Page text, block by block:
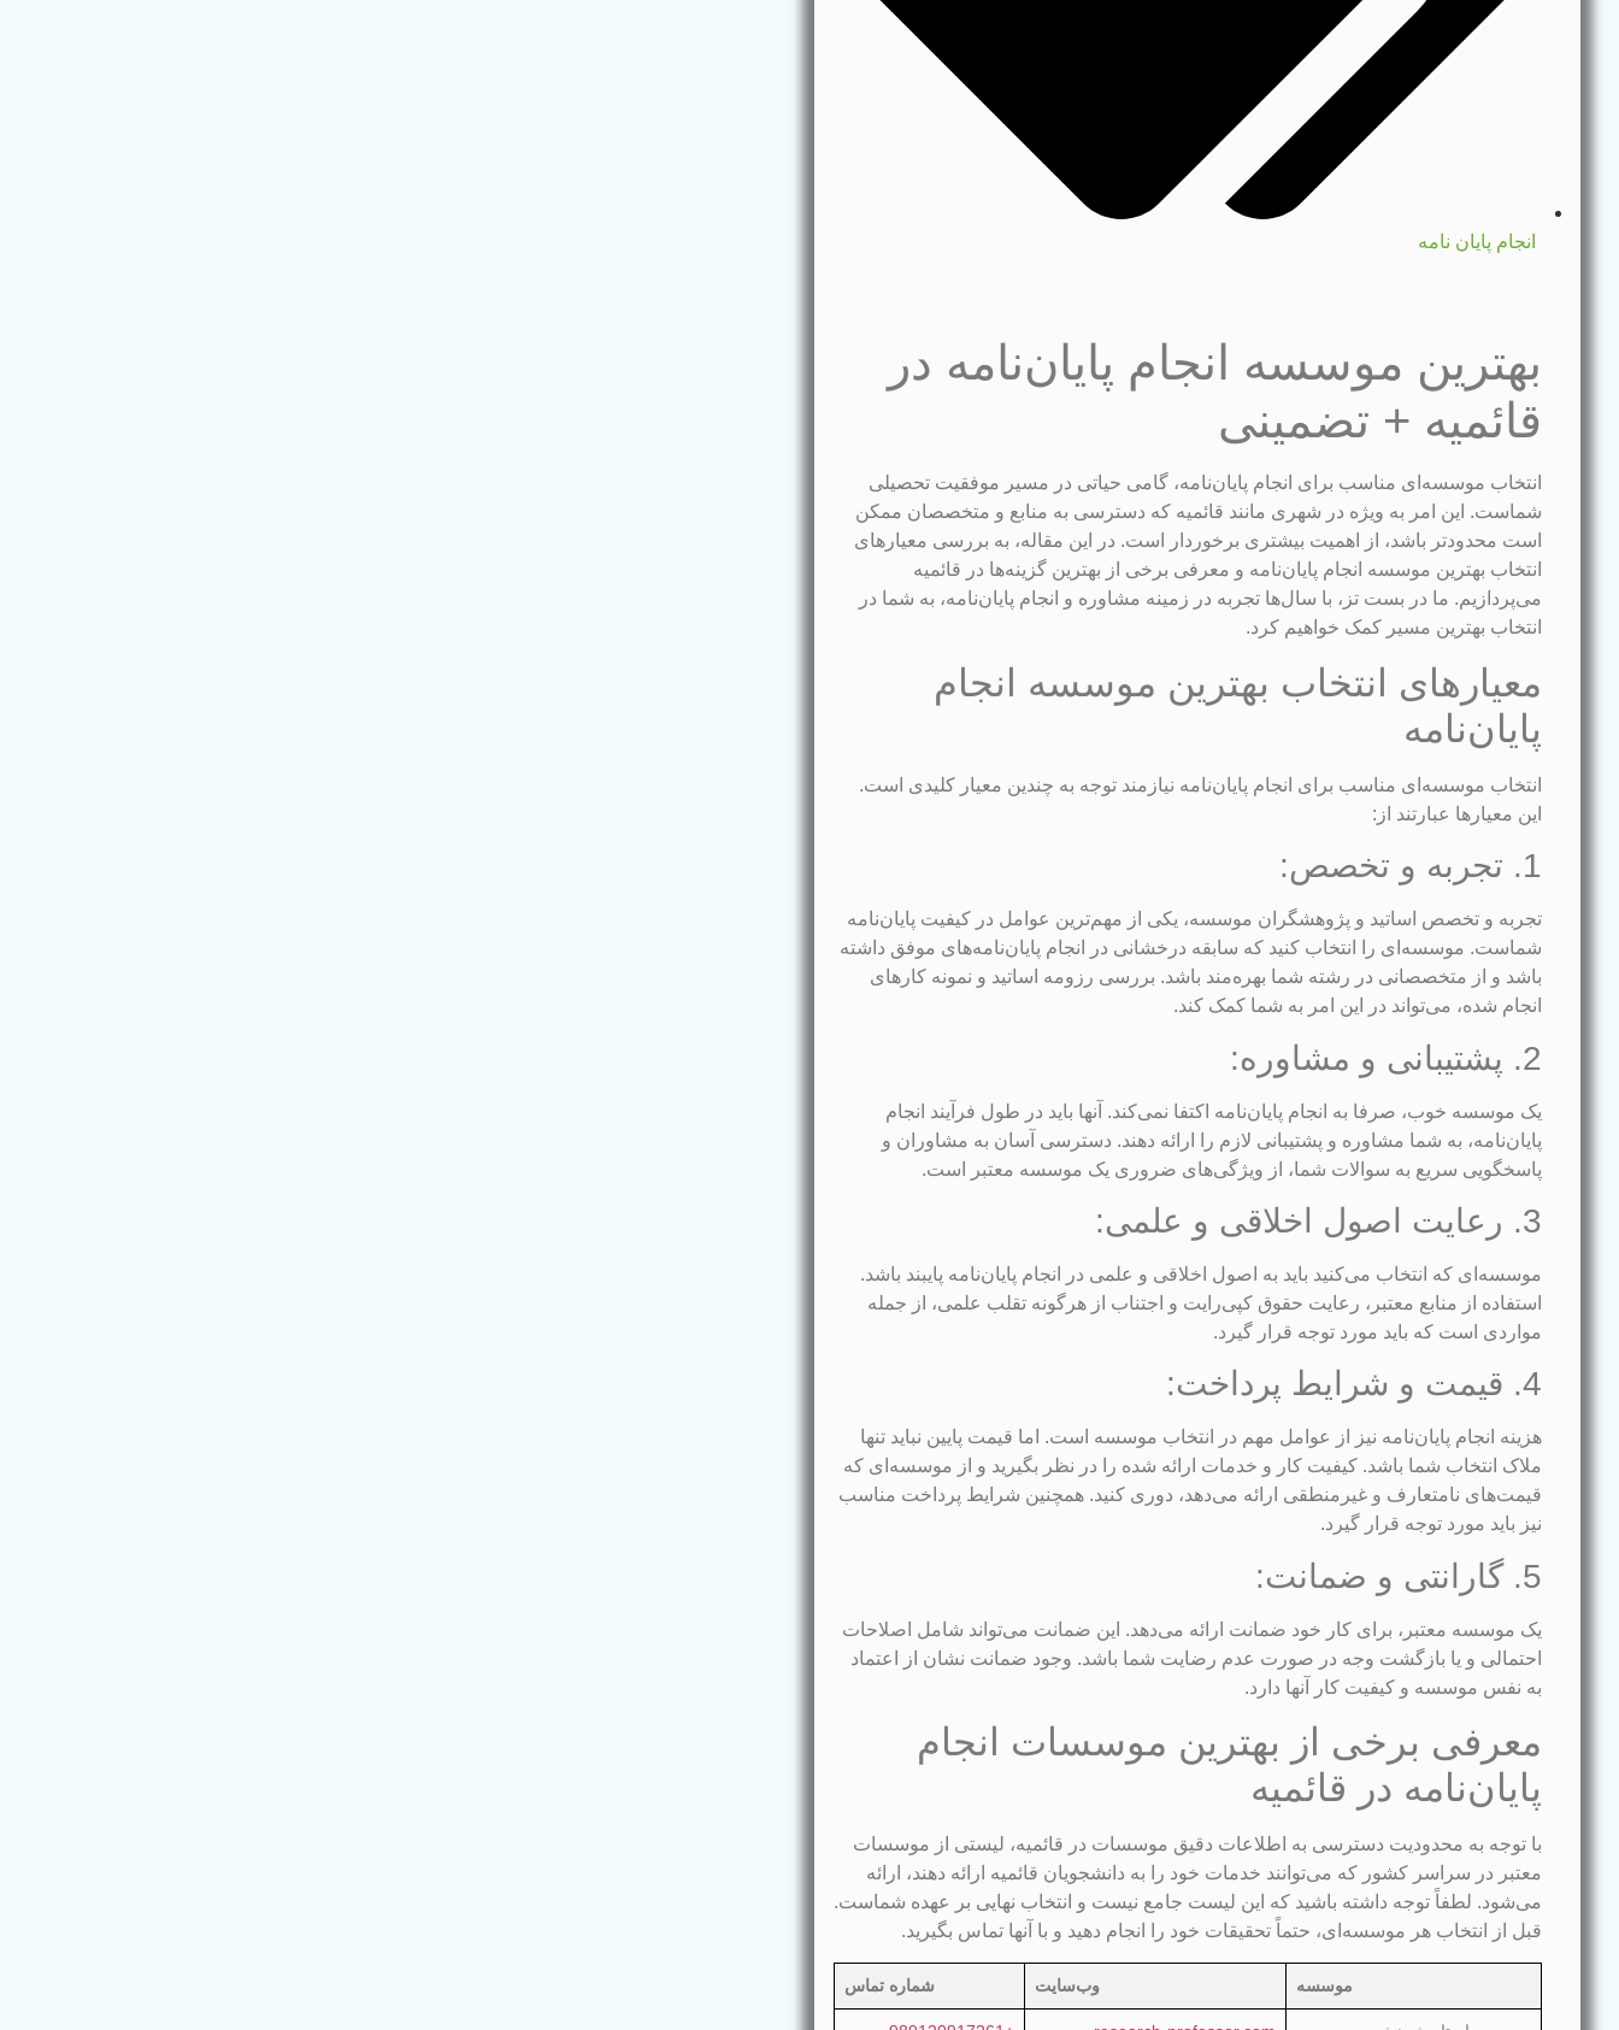
انجام پایان نامه
بهترین موسسه انجام پایان‌نامه در
قائمیه + تضمینی
انتخاب موسسه‌ای مناسب برای انجام پایان‌نامه، گامی حیاتی در مسیر موفقیت تحصیلی
شماست. این امر به ویژه در شهری مانند قائمیه که دسترسی به منابع و متخصصان ممکن
است محدودتر باشد، از اهمیت بیشتری برخوردار است. در این مقاله، به بررسی معیارهای
انتخاب بهترین موسسه انجام پایان‌نامه و معرفی برخی از بهترین گزینه‌ها در قائمیه
می‌پردازیم. ما در بست تز، با سال‌ها تجربه در زمینه مشاوره و انجام پایان‌نامه، به شما در
انتخاب بهترین مسیر کمک خواهیم کرد.
معیارهای انتخاب بهترین موسسه انجام
پایان‌نامه
انتخاب موسسه‌ای مناسب برای انجام پایان‌نامه نیازمند توجه به چندین معیار کلیدی است.
این معیارها عبارتند از:
1. تجربه و تخصص:
تجربه و تخصص اساتید و پژوهشگران موسسه، یکی از مهم‌ترین عوامل در کیفیت پایان‌نامه
شماست. موسسه‌ای را انتخاب کنید که سابقه درخشانی در انجام پایان‌نامه‌های موفق داشته
باشد و از متخصصانی در رشته شما بهره‌مند باشد. بررسی رزومه اساتید و نمونه کارهای
انجام شده، می‌تواند در این امر به شما کمک کند.
2. پشتیبانی و مشاوره:
یک موسسه خوب، صرفا به انجام پایان‌نامه اکتفا نمی‌کند. آنها باید در طول فرآیند انجام
پایان‌نامه، به شما مشاوره و پشتیبانی لازم را ارائه دهند. دسترسی آسان به مشاوران و
پاسخگویی سریع به سوالات شما، از ویژگی‌های ضروری یک موسسه معتبر است.
3. رعایت اصول اخلاقی و علمی:
موسسه‌ای که انتخاب می‌کنید باید به اصول اخلاقی و علمی در انجام پایان‌نامه پایبند باشد.
استفاده از منابع معتبر، رعایت حقوق کپی‌رایت و اجتناب از هرگونه تقلب علمی، از جمله
مواردی است که باید مورد توجه قرار گیرد.
4. قیمت و شرایط پرداخت:
هزینه انجام پایان‌نامه نیز از عوامل مهم در انتخاب موسسه است. اما قیمت پایین نباید تنها
ملاک انتخاب شما باشد. کیفیت کار و خدمات ارائه شده را در نظر بگیرید و از موسسه‌ای که
قیمت‌های نامتعارف و غیرمنطقی ارائه می‌دهد، دوری کنید. همچنین شرایط پرداخت مناسب
نیز باید مورد توجه قرار گیرد.
5. گارانتی و ضمانت:
یک موسسه معتبر، برای کار خود ضمانت ارائه می‌دهد. این ضمانت می‌تواند شامل اصلاحات
احتمالی و یا بازگشت وجه در صورت عدم رضایت شما باشد. وجود ضمانت نشان از اعتماد
به نفس موسسه و کیفیت کار آنها دارد.
معرفی برخی از بهترین موسسات انجام
پایان‌نامه در قائمیه
با توجه به محدودیت دسترسی به اطلاعات دقیق موسسات در قائمیه، لیستی از موسسات
معتبر در سراسر کشور که می‌توانند خدمات خود را به دانشجویان قائمیه ارائه دهند، ارائه
می‌شود. لطفاً توجه داشته باشید که این لیست جامع نیست و انتخاب نهایی بر عهده شماست.
قبل از انتخاب هر موسسه‌ای، حتماً تحقیقات خود را انجام دهید و با آنها تماس بگیرید.
موسسه وب‌سایت شماره تماس